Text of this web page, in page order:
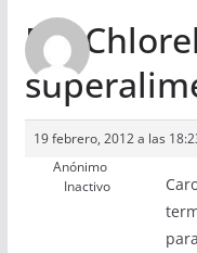
Re:
19 febrero, 2012 a las
Anónimo
Inactivo